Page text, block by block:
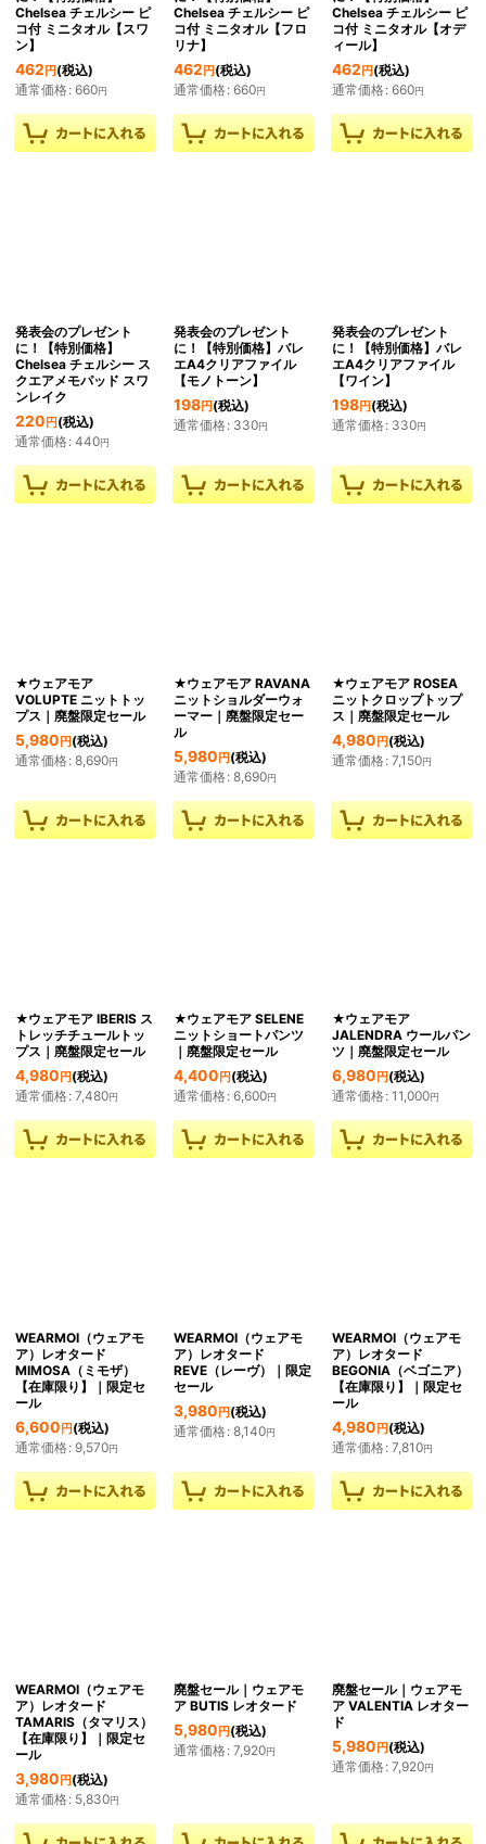
Chelsea チェルシー ピ
コ付 ミニタオル【スワ
ン】
462 円 (税込)
通常価格: 660円
Chelsea チェルシー ピ
コ付 ミニタオル【フロ
リナ】
462 円(税込)
通常価格: 660円
Chelsea チェルシー ピ
コ付 ミニタオル【オデ
ィール】
462 円(税込)
通常価格: 660円
発表会のプレゼント
に！【特別価格】
Chelsea チェルシー ス
クエアメモパッド スワ
ンレイク
220 円 (税込)
通常価格: 440円
発表会のプレゼント
に！【特別価格】バレ
エA4クリアファイル
【モノトーン】
198円(税込)
通常価格: 330円
発表会のプレゼント
に！【特別価格】バレ
エA4クリアファイル
【ワイン】
198円(税込)
通常価格: 330円
★ウェアモア
VOLUPTE ニットトッ
プス｜廃盤限定セール
5,980 円 (税込)
通常価格: 8,690円
★ウェアモア RAVANA
ニットショルダーウォ
ーマー｜廃盤限定セー
ル
5,980 円(税込)
通常価格: 8,690円
★ウェアモア ROSEA
ニットクロップトップ
ス｜廃盤限定セール
4,980 円(税込)
通常価格: 7,150円
★ウェアモア IBERIS ス
トレッチチュールトッ
プス｜廃盤限定セール
4,980 円 (税込)
通常価格: 7,480円
★ウェアモア SELENE
ニットショートパンツ
｜廃盤限定セール
4,400 円(税込)
通常価格: 6,600円
★ウェアモア
JALENDRA ウールパン
ツ｜廃盤限定セール
6,980 円(税込)
通常価格: 11,000円
WEARMOI（ウェアモ
ア）レオタード
MIMOSA（ミモザ）
【在庫限り】｜限定セ
ール
6,600 円 (税込)
通常価格: 9,570円
WEARMOI（ウェアモ
ア）レオタード
REVE（レーヴ）｜限定
セール
3,980 円(税込)
通常価格: 8,140円
WEARMOI（ウェアモ
ア）レオタード
BEGONIA（ベゴニア）
【在庫限り】｜限定セ
ール
4,980 円(税込)
通常価格: 7,810円
WEARMOI（ウェアモ
ア）レオタード
TAMARIS（タマリス）
【在庫限り】｜限定セ
ール
3,980 円 (税込)
通常価格: 5,830円
廃盤セール｜ウェアモ
ア BUTIS レオタード
5,980 円(税込)
通常価格: 7,920円
廃盤セール｜ウェアモ
ア VALENTIA レオター
ド
5,980 円(税込)
通常価格: 7,920円